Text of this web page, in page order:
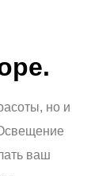
но и
ваш